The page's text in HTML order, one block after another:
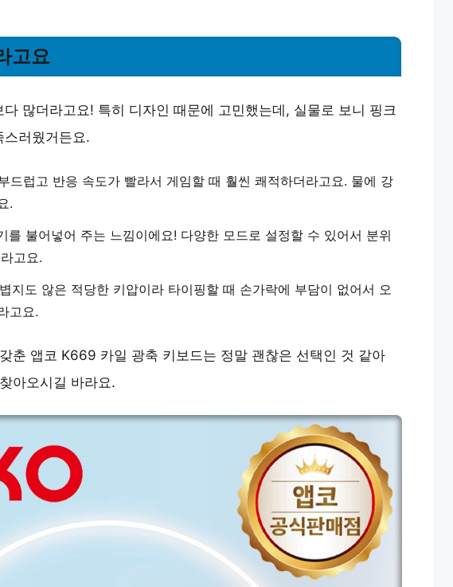
고요
많더라고요! 특히 디자인 때문에 고민했는데, 실물로 보니 핑크
러웠거든요.
드럽고 반응 속도가 빨라서 게임할 때 훨씬 쾌적하더라고요. 물에 강
.
를 불어넣어 주는 느낌이에요! 다양한 모드로 설정할 수 있어서 분위
고요.
지도 않은 적당한 키압이라 타이핑할 때 손가락에 부담이 없어서 오
고요.
춘 앱코 K669 카일 광축 키보드는 정말 괜찮은 선택인 것 같아
아오시길 바라요.